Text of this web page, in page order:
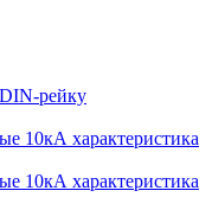
рейку
10кА характеристика
10кА характеристика